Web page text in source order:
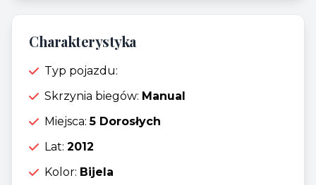
Charakterystyka
Typ pojazdu:
Skrzynia biegów: Manual
Miejsca:5 Dorosłych
Lat: 2012
Kolor: Bijela